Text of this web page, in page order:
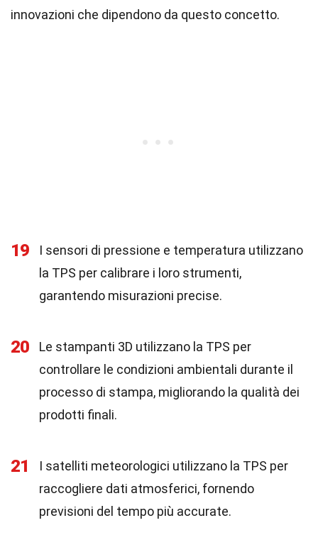
innovazioni che dipendono da questo concetto.
19
I sensori di pressione e temperatura utilizzano
la TPS per calibrare i loro strumenti,
garantendo misurazioni precise.
20
Le stampanti 3D utilizzano la TPS per
controllare le condizioni ambientali durante il
processo di stampa, migliorando la qualità dei
prodotti finali.
21
I satelliti meteorologici utilizzano la TPS per
raccogliere dati atmosferici, fornendo
previsioni del tempo più accurate.